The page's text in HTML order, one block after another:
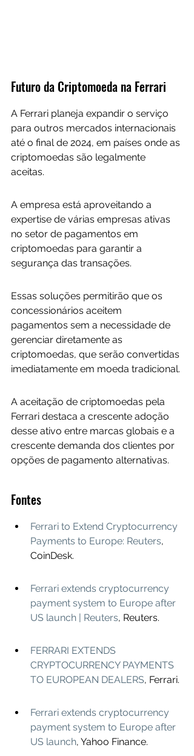
Futuro da Criptomoeda na Ferrari
A Ferrari planeja expandir o serviço
para outros mercados internacionais
até o final de 2024, em países onde as
criptomoedas são legalmente
aceitas.
A empresa está aproveitando a
expertise de várias empresas ativas
no setor de pagamentos em
criptomoedas para garantir a
segurança das transações.
Essas soluções permitirão que os
concessionários aceitem
pagamentos sem a necessidade de
gerenciar diretamente as
criptomoedas, que serão convertidas
imediatamente em moeda tradicional.
A aceitação de criptomoedas pela
Ferrari destaca a crescente adoção
desse ativo entre marcas globais e a
crescente demanda dos clientes por
opções de pagamento alternativas.
Fontes
Ferrari to Extend Cryptocurrency
Payments to Europe: Reuters,
CoinDesk.
Ferrari extends cryptocurrency
payment system to Europe after
US launch | Reuters, Reuters.
FERRARI EXTENDS
CRYPTOCURRENCY PAYMENTS
TO EUROPEAN DEALERS, Ferrari.
Ferrari extends cryptocurrency
payment system to Europe after
US launch, Yahoo Finance.